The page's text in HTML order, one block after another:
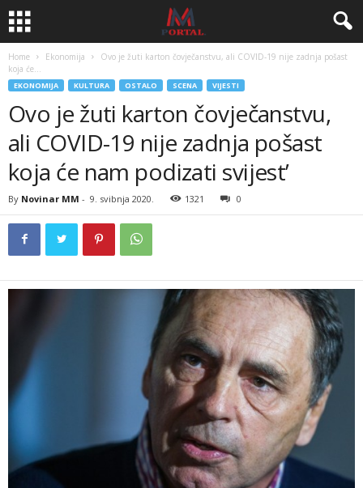
Home Ekonomija
Ovo je žuti karton čovječanstvu, ali COVID-19 nije zadnja pošast
koja će...
EKONOMIJA KULTURA OSTALO SCENA VIJESTI
Ovo je žuti karton čovječanstvu,
ali COVID-19 nije zadnja pošast
koja će nam podizati svijest’
By Novinar MM - 9. svibnja 2020. 1321 0